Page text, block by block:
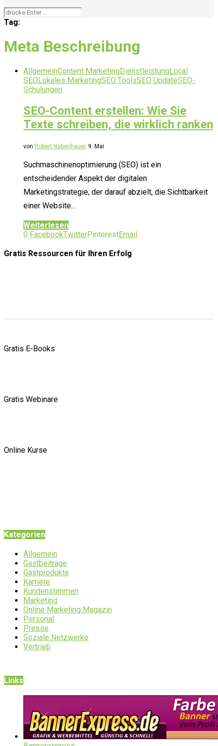
Tag:
Meta Beschreibung
AllgemeinContent MarketingDienstleistungLocal
SEOLokales MarketingSEO ToolsSEO UpdateSEO-
Schulungen
SEO-Content erstellen: Wie Sie
Texte schreiben, die wirklich ranken
von Robert Nabenhauer 9. Mai
Suchmaschinenoptimierung (SEO) ist ein
entscheidender Aspekt der digitalen
Marketingstrategie, der darauf abzielt, die Sichtbarkeit
einer Website…
Weiterlesen
0 FacebookTwitterPinterestEmail
Gratis Ressourcen für Ihren Erfolg
Gratis E-Books
Gratis Webinare
Online Kurse
Kategorien
Allgemein
Gastbeiträge
Gastprodukte
Karriere
Kundenstimmen
Marketing
Online Marketing Magazin
Personal
Presse
Soziale Netzwerke
Vertrieb
Links